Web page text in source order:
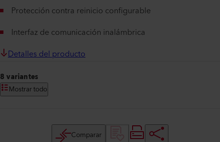
Protección contra reinicio configurable
Interfaz de comunicación inalámbrica
Detalles del producto
8 variantes
Mostrar todo
Comparar